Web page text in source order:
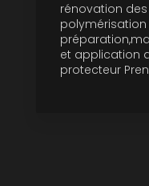
rénovation
polymérisation
et application
protecteur